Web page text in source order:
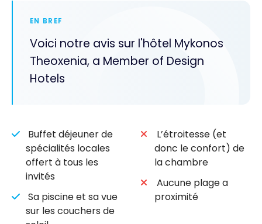
EN BREF
Voici notre avis sur l'hôtel Mykonos
Theoxenia, a Member of Design
Hotels
Buffet déjeuner de
spécialités locales
offert à tous les
invités
Sa piscine et sa vue
sur les couchers de
L’étroitesse (et
donc le confort) de
la chambre
Aucune plage a
proximité